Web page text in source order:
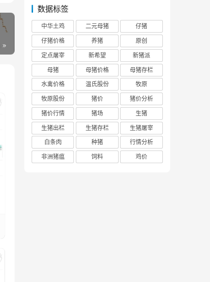
数据标签
中华土鸡 二元母猪
仔猪
仔猪价格
养猪
原创
定点屠宰
新希望
新猪派
母猪
母猪价格
母猪存栏
水禽价格
温氏股份
牧原
牧原股份
猪价
猪价分析
猪价行情
猪场
生猪
生猪出栏
生猪存栏
生猪屠宰
白条肉
种猪
行情分析
非洲猪瘟
饲料 鸡价